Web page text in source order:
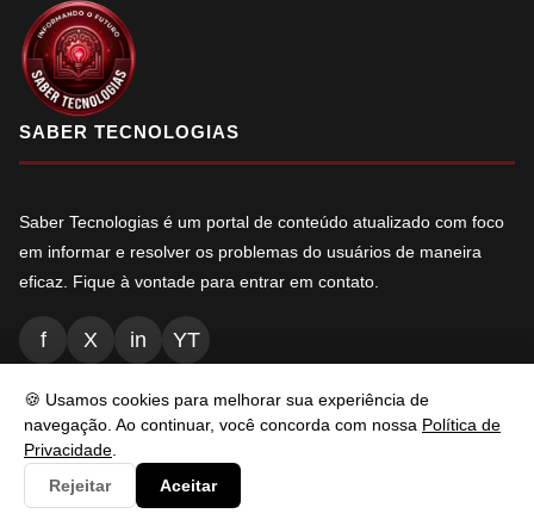
🍪 Usamos cookies para melhorar sua experiência de
navegação. Ao continuar, você concorda com nossa Política de
Privacidade
Rejeitar
Aceitar
SABER TECNOLOGIAS
Saber Tecnologias é um portal de conteúdo atualizado com foco
em informar e resolver os problemas do usuários de maneira
eficaz. Fique à vontade para entrar em contato.
f X in YT
NAVEGAÇÃO